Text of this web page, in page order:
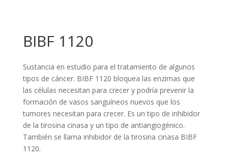
BIBF 1120
Sustancia en estudio para el tratamiento de algunos
tipos de cáncer. BIBF 1120 bloquea las enzimas que
las células necesitan para crecer y podría prevenir la
formación de vasos sanguíneos nuevos que los
tumores necesitan para crecer. Es un tipo de inhibidor
de la tirosina cinasa y un tipo de antiangiogénico.
También se llama inhibidor de la tirosina cinasa BIBF
1120.